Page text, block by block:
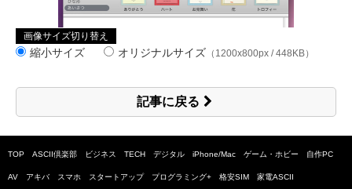
画像サイズ切り替え
縮小サイズ オリジナルサイズ （1200x800px / 448KB）
記事に戻る
TOP ASCII倶楽部 ビジネス TECH デジタル iPhone/Mac ゲーム・ホビー 自作PC
AV アキバ スマホ スタートアップ プログラミング+ 格安SIM 家電ASCII